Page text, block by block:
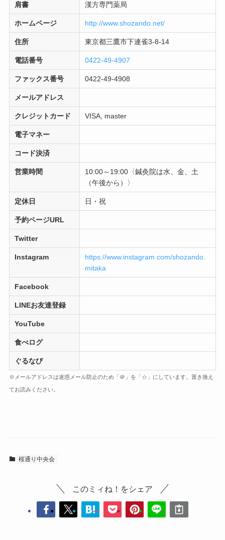
肩書 漢方専門薬局
ホームページ http://www.shozando.net/
住所 東京都三鷹市下連雀3-8-14
電話番号 0422-49-4907
ファックス番号 0422-49-4908
メールアドレス
クレジットカード VISA, master
電子マネー
コード決済
営業時間
10:00～19:00〈鍼灸院は水、金、土
（午後から）〉
定休日 日・祝
予約ページURL
Twitter
Instagram
https://www.instagram.com/shozando.
mitaka
Facebook
LINEお友達登録
YouTube
食べログ
ぐるなび
※メールアドレスは迷惑メール防止のため「＠」を「☆」にしています。置き換え
てお読みください。
桜通り中央会
このミィね！をシェア